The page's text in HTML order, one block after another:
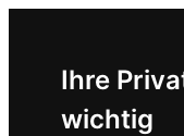
Ihre
wichtig